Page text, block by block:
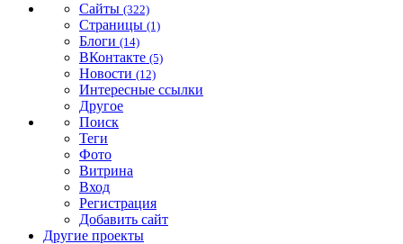
Сайты (322)
Страницы (1)
Блоги (14)
ВКонтакте (5)
Новости (12)
Интересные ссылки
Другое
Поиск
Теги
Фото
Витрина
Вход
Регистрация
Добавить сайт
Другие проекты